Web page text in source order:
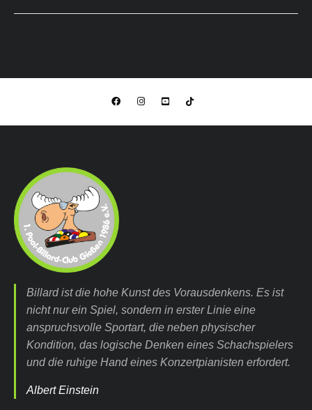
Billard ist die hohe Kunst des Vorausdenkens. Es ist
nicht nur ein Spiel, sondern in erster Linie eine
anspruchsvolle Sportart, die neben physischer
Kondition, das logische Denken eines Schachspielers
und die ruhige Hand eines Konzertpianisten erfordert.
Albert Einstein